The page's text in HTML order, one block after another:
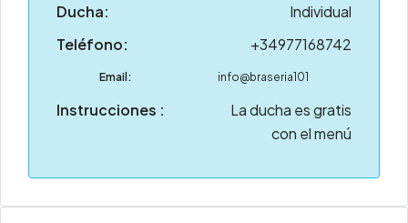
Ducha:
Individual
Teléfono:
+34977168742
Email: info@braseria101
Instrucciones :
La ducha es gratis
con el menú